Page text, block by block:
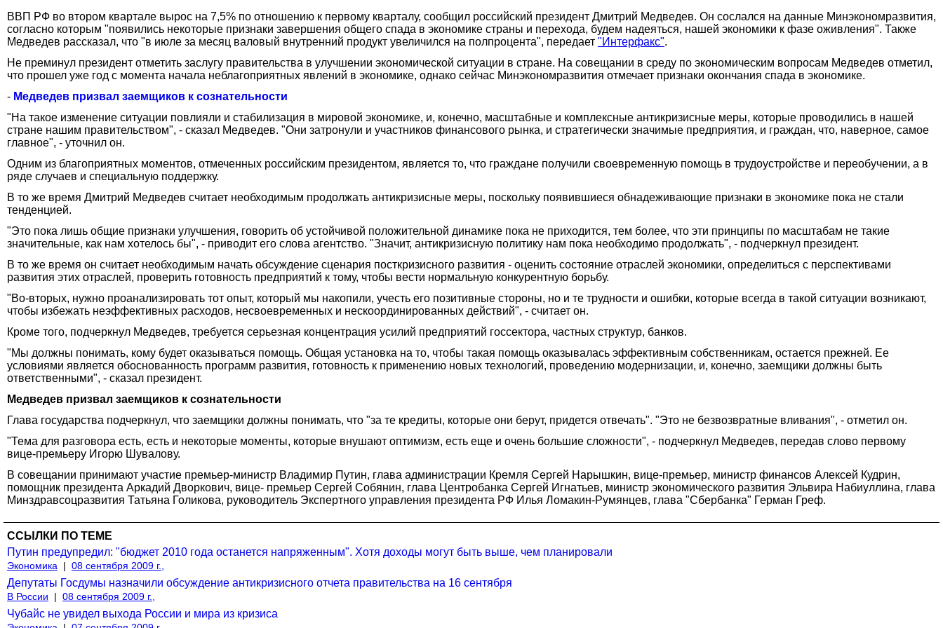
ВВП РФ во втором квартале вырос на 7,5% по отношению к первому кварталу, сообщил российский президент Дмитрий Медведев. Он сослался на данные Минэкономразвития,
согласно которым "появились некоторые признаки завершения общего спада в экономике страны и перехода, будем надеяться, нашей экономики к фазе оживления". Также
Медведев рассказал, что "в июле за месяц валовый внутренний продукт увеличился на полпроцента", передает "Интерфакс".
Не преминул президент отметить заслугу правительства в улучшении экономической ситуации в стране. На совещании в среду по экономическим вопросам Медведев отметил,
что прошел уже год с момента начала неблагоприятных явлений в экономике, однако сейчас Минэкономразвития отмечает признаки окончания спада в экономике.
- Медведев призвал заемщиков к сознательности
"На такое изменение ситуации повлияли и стабилизация в мировой экономике, и, конечно, масштабные и комплексные антикризисные меры, которые проводились в нашей
стране нашим правительством", - сказал Медведев. "Они затронули и участников финансового рынка, и стратегически значимые предприятия, и граждан, что, наверное, самое
главное", - уточнил он.
Одним из благоприятных моментов, отмеченных российским президентом, является то, что граждане получили своевременную помощь в трудоустройстве и переобучении, а в
ряде случаев и специальную поддержку.
В то же время Дмитрий Медведев считает необходимым продолжать антикризисные меры, поскольку появившиеся обнадеживающие признаки в экономике пока не стали
тенденцией.
"Это пока лишь общие признаки улучшения, говорить об устойчивой положительной динамике пока не приходится, тем более, что эти принципы по масштабам не такие
значительные, как нам хотелось бы", - приводит его слова агентство. "Значит, антикризисную политику нам пока необходимо продолжать", - подчеркнул президент.
В то же время он считает необходимым начать обсуждение сценария посткризисного развития - оценить состояние отраслей экономики, определиться с перспективами
развития этих отраслей, проверить готовность предприятий к тому, чтобы вести нормальную конкурентную борьбу.
"Во-вторых, нужно проанализировать тот опыт, который мы накопили, учесть его позитивные стороны, но и те трудности и ошибки, которые всегда в такой ситуации возникают,
чтобы избежать неэффективных расходов, несвоевременных и нескоординированных действий", - считает он.
Кроме того, подчеркнул Медведев, требуется серьезная концентрация усилий предприятий госсектора, частных структур, банков.
"Мы должны понимать, кому будет оказываться помощь. Общая установка на то, чтобы такая помощь оказывалась эффективным собственникам, остается прежней. Ее
условиями является обоснованность программ развития, готовность к применению новых технологий, проведению модернизации, и, конечно, заемщики должны быть
ответственными", - сказал президент.
Медведев призвал заемщиков к сознательности
Глава государства подчеркнул, что заемщики должны понимать, что "за те кредиты, которые они берут, придется отвечать". "Это не безвозвратные вливания", - отметил он.
"Тема для разговора есть, есть и некоторые моменты, которые внушают оптимизм, есть еще и очень большие сложности", - подчеркнул Медведев, передав слово первому
вице-премьеру Игорю Шувалову.
В совещании принимают участие премьер-министр Владимир Путин, глава администрации Кремля Сергей Нарышкин, вице-премьер, министр финансов Алексей Кудрин,
помощник президента Аркадий Дворкович, вице- премьер Сергей Собянин, глава Центробанка Сергей Игнатьев, министр экономического развития Эльвира Набиуллина, глава
Минздравсоцразвития Татьяна Голикова, руководитель Экспертного управления президента РФ Илья Ломакин-Румянцев, глава "Сбербанка" Герман Греф.
ССЫЛКИ ПО ТЕМЕ
Путин предупредил: "бюджет 2010 года останется напряженным". Хотя доходы могут быть выше, чем планировали
Экономика | 08 сентября 2009 г.,
Депутаты Госдумы назначили обсуждение антикризисного отчета правительства на 16 сентября
В России | 08 сентября 2009 г.,
Чубайс не увидел выхода России и мира из кризиса